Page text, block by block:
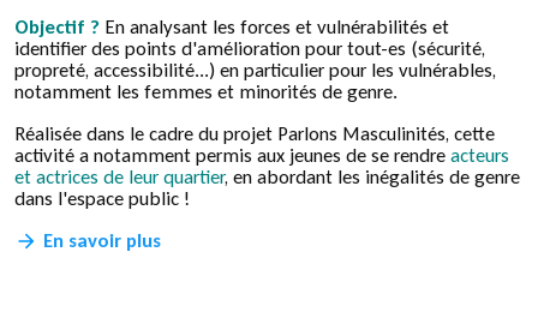
Objectif ? En analysant les forces et vulnérabilités et
identifier des points d'amélioration pour tout-es (sécurité,
propreté, accessibilité...) en particulier pour les vulnérables,
notamment les femmes et minorités de genre.
Réalisée dans le cadre du projet Parlons Masculinités, cette
activité a notamment permis aux jeunes de se rendreacteurs
et actrices de leur quartier, en abordant les inégalités de genre
dans l'espace public !
En savoir plus